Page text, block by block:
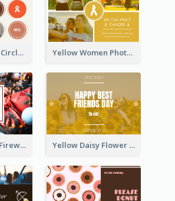
Brown Orange Circles World Cancer Day Postcard Yellow Women Photo Grid World Cancer Day Postcard
Red New Year Fireworks and Bow Tie Postcard Yellow Daisy Flower Friendship Forever Postcard